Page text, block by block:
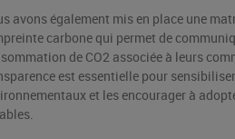
avons également mis en place une
carbone qui permet de
de CO2 associée à leurs
est essentielle pour
et les encourager à